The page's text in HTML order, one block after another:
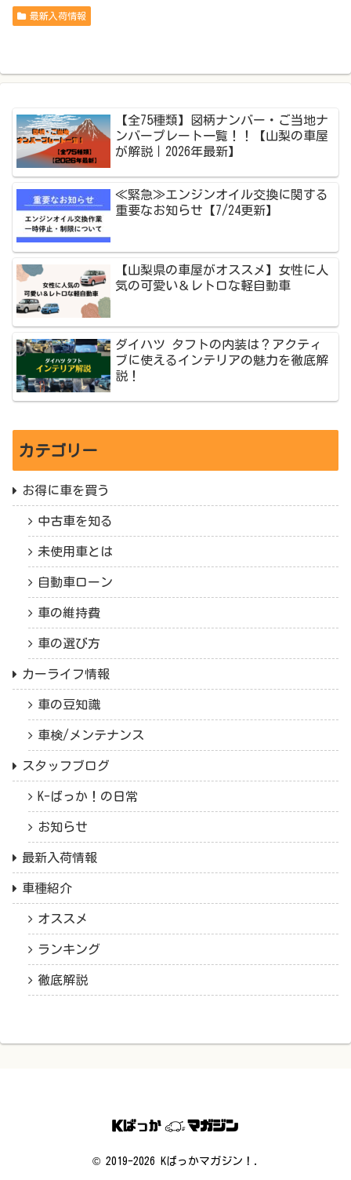
最新入荷情報
【全75種類】図柄ナンバー・ご当地ナ
ンバープレート一覧！！【山梨の車屋
が解説｜2026年最新】
≪緊急≫エンジンオイル交換に関する
重要なお知らせ【7/24更新】
【山梨県の車屋がオススメ】女性に人
気の可愛い＆レトロな軽自動車
ダイハツ タフトの内装は？アクティ
ブに使えるインテリアの魅力を徹底解
説！
カテゴリー
お得に車を買う
中古車を知る
未使用車とは
自動車ローン
車の維持費
車の選び方
カーライフ情報
車の豆知識
車検/メンテナンス
スタッフブログ
K-ばっか！の日常
お知らせ
最新入荷情報
車種紹介
オススメ
ランキング
徹底解説
© 2019-2026 Kばっかマガジン！.